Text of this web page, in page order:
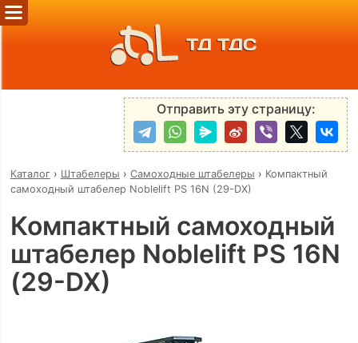
ТД ТДС
Отправить эту страницу:
Каталог› Штабелеры › Самоходные штабелеры › Компактный
самоходный штабелер Noblelift PS 16N (29-DX)
Компактный самоходный
штабелер Noblelift PS 16N
(29-DX)